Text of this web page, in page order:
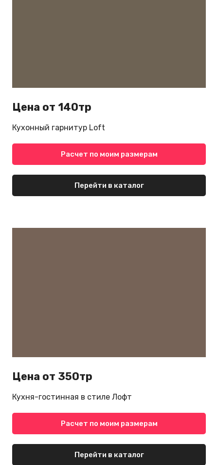
Цена от 140тр
Кухонный гарнитур Loft
Расчет по моим размерам
Перейти в каталог
Цена от 350тр
Кухня-гостинная в стиле Лофт
Расчет по моим размерам
Перейти в каталог